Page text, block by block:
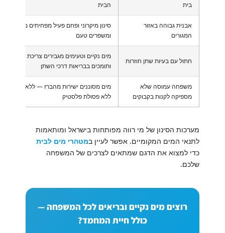
בית
הבית
אבנית גבוהה באזור
המגורים
סינון מיקרוני ופחם פעיל מפחיתים משקעים
ומשפרים טעם
חתול עם בעיות שתן חוזרות
מים נקיים וטעימים מגבירים צריכת נוזלים
ותומכים בבריאות דרכי השתן
משפחה עמוסה שלא
מספיקה לקנות בקבוקים
מים מסוננים ישירות מהברז — ללא טרחה,
ללא פסולת פלסטיק
מערכות הסינון של מי רווה מפותחות בישראל ומותאמות
לתנאי המים המקומיים. אפשר לעיין במטהרי מים לבית
כדי למצוא את הדגם שמתאים לצרכים של המשפחה
שלכם.
רוצים מים נקיים ובריאים לכל המשפחה —
כולל חיית המחמד?